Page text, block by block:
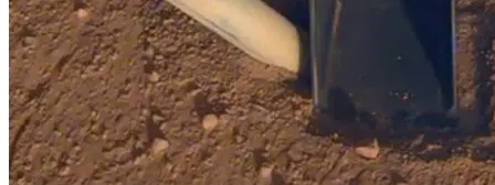
Телескоп «Хаббл» Показал Необычную
Галактику